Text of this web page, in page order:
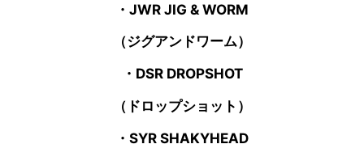
・JWR JIG & WORM
（ジグアンドワーム）
・DSR DROPSHOT
（ドロップショット）
・SYR SHAKYHEAD